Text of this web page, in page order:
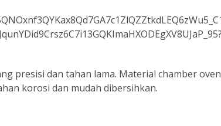
presisi dan tahan lama. Material chamber oven
korosi dan mudah dibersihkan.